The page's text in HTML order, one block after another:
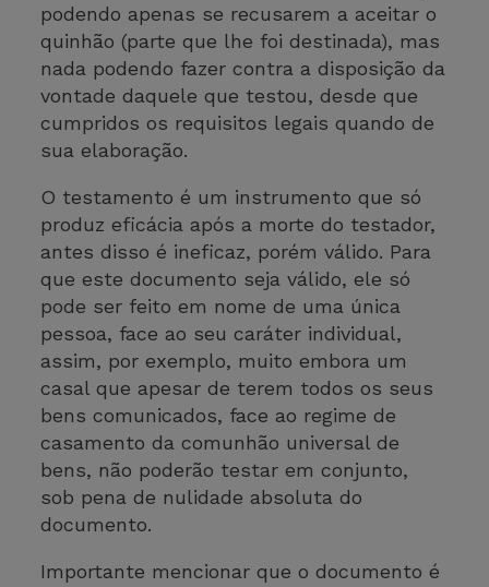
podendo apenas se recusarem a aceitar o
quinhão (parte que lhe foi destinada), mas
nada podendo fazer contra a disposição da
vontade daquele que testou, desde que
cumpridos os requisitos legais quando de
sua elaboração.
O testamento é um instrumento que só
produz eficácia após a morte do testador,
antes disso é ineficaz, porém válido. Para
que este documento seja válido, ele só
pode ser feito em nome de uma única
pessoa, face ao seu caráter individual,
assim, por exemplo, muito embora um
casal que apesar de terem todos os seus
bens comunicados, face ao regime de
casamento da comunhão universal de
bens, não poderão testar em conjunto,
sob pena de nulidade absoluta do
documento.
Importante mencionar que o documento é